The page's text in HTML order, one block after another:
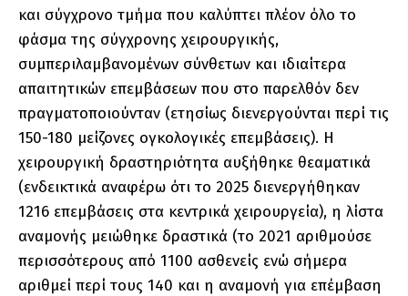
και σύγχρονο τμήμα που καλύπτει πλέον όλο το
φάσμα της σύγχρονης χειρουργικής,
συμπεριλαμβανομένων σύνθετων και ιδιαίτερα
απαιτητικών επεμβάσεων που στο παρελθόν δεν
πραγματοποιούνταν (ετησίως διενεργούνται περί τις
150-180 μείζονες ογκολογικές επεμβάσεις). Η
χειρουργική δραστηριότητα αυξήθηκε θεαματικά
(ενδεικτικά αναφέρω ότι το 2025 διενεργήθηκαν
1216 επεμβάσεις στα κεντρικά χειρουργεία), η λίστα
αναμονής μειώθηκε δραστικά (το 2021 αριθμούσε
περισσότερους από 1100 ασθενείς ενώ σήμερα
αριθμεί περί τους 140 και η αναμονή για επέμβαση